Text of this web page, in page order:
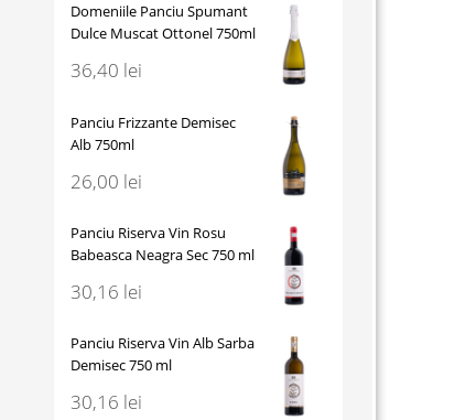
Domeniile Panciu Spumant
Dulce Muscat Ottonel 750ml
36,40 lei
Panciu Frizzante Demisec
Alb 750ml
26,00 lei
Panciu Riserva Vin Rosu
Babeasca Neagra Sec 750 ml
30,16 lei
Panciu Riserva Vin Alb Sarba
Demisec 750 ml
30,16 lei